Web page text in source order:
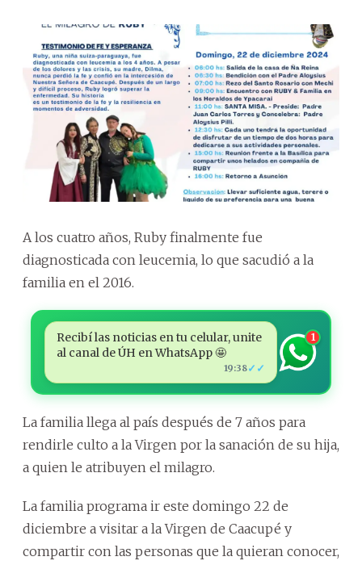
A los cuatro años, Ruby finalmente fue
diagnosticada con leucemia, lo que sacudió a la
familia en el 2016.
Recibí las noticias en tu celular, unite
al canal de ÚH en WhatsApp 🤩
19:38✓✓
1
La familia llega al país después de 7 años para
rendirle culto a la Virgen por la sanación de su hija,
a quien le atribuyen el milagro.
La familia programa ir este domingo 22 de
diciembre a visitar a la Virgen de Caacupé y
compartir con las personas que la quieran conocer,